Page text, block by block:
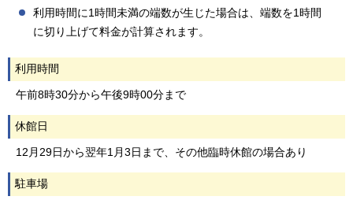
利用時間に1時間未満の端数が生じた場合は、端数を1時間
に切り上げて料金が計算されます。
利用時間
午前8時30分から午後9時00分まで
休館日
12月29日から翌年1月3日まで、その他臨時休館の場合あり
駐車場